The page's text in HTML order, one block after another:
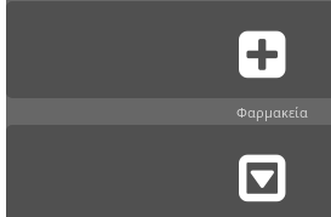
Φαρμακεία